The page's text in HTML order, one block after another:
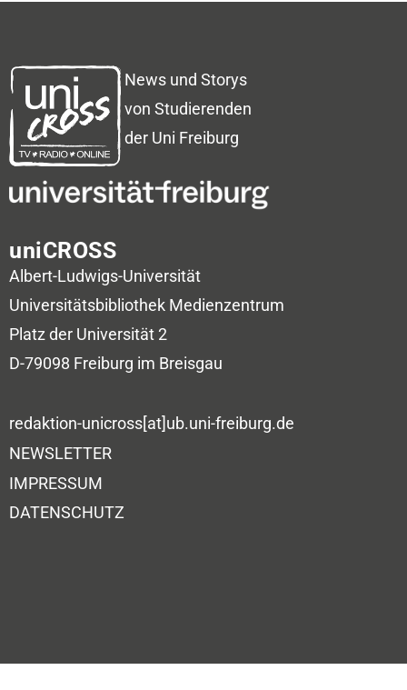
News und Storys
von Studierenden
der Uni Freiburg
uniCROSS
Albert-Ludwigs-Universität
Universitätsbibliothek Medienzentrum
Platz der Universität 2
D-79098 Freiburg im Breisgau
redaktion-unicross[at]ub.uni-freiburg.de
NEWSLETTER
IMPRESSUM
DATENSCHUTZ